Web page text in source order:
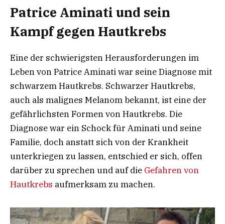
Patrice Aminati und sein
Kampf gegen Hautkrebs
Eine der schwierigsten Herausforderungen im
Leben von Patrice Aminati war seine Diagnose mit
schwarzem Hautkrebs. Schwarzer Hautkrebs,
auch als malignes Melanom bekannt, ist eine der
gefährlichsten Formen von Hautkrebs. Die
Diagnose war ein Schock für Aminati und seine
Familie, doch anstatt sich von der Krankheit
unterkriegen zu lassen, entschied er sich, offen
darüber zu sprechen und auf die Gefahren von
Hautkrebs aufmerksam zu machen.